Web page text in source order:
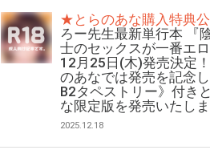
★とらのあな購入特典
ろー先生最新単行本 『
士のセックスが一番エロ
12月25日(木)発売決定
のあなでは発売を記念
B2タペストリー》付き
な限定版を発売いたしま
2025.12.18